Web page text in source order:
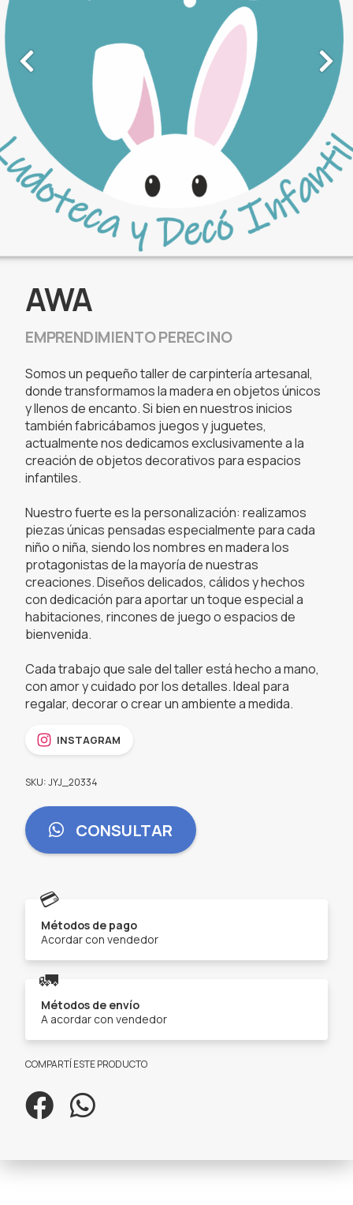
AWA
EMPRENDIMIENTO PERECINO
Somos un pequeño taller de carpintería artesanal,
donde transformamos la madera en objetos únicos
y llenos de encanto. Si bien en nuestros inicios
también fabricábamos juegos y juguetes,
actualmente nos dedicamos exclusivamente a la
creación de objetos decorativos para espacios
infantiles.
Nuestro fuerte es la personalización: realizamos
piezas únicas pensadas especialmente para cada
niño o niña, siendo los nombres en madera los
protagonistas de la mayoría de nuestras
creaciones. Diseños delicados, cálidos y hechos
con dedicación para aportar un toque especial a
habitaciones, rincones de juego o espacios de
bienvenida.
Cada trabajo que sale del taller está hecho a mano,
con amor y cuidado por los detalles. Ideal para
regalar, decorar o crear un ambiente a medida.
INSTAGRAM
SKU: JYJ_20334
CONSULTAR
💳
Métodos de pago
Acordar con vendedor
🚛
Métodos de envío
A acordar con vendedor
COMPARTÍ ESTE PRODUCTO